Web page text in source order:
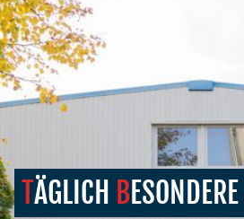
TÄGLICH BESONDERE